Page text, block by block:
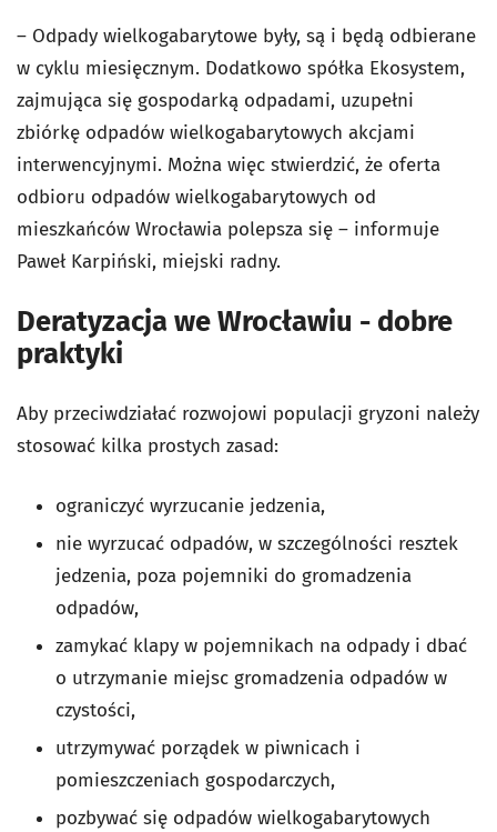
– Odpady wielkogabarytowe były, są i będą odbierane
w cyklu miesięcznym. Dodatkowo spółka Ekosystem,
zajmująca się gospodarką odpadami, uzupełni
zbiórkę odpadów wielkogabarytowych akcjami
interwencyjnymi. Można więc stwierdzić, że oferta
odbioru odpadów wielkogabarytowych od
mieszkańców Wrocławia polepsza się – informuje
Paweł Karpiński, miejski radny.
Deratyzacja we Wrocławiu - dobre
praktyki
Aby przeciwdziałać rozwojowi populacji gryzoni należy
stosować kilka prostych zasad:
ograniczyć wyrzucanie jedzenia,
nie wyrzucać odpadów, w szczególności resztek
jedzenia, poza pojemniki do gromadzenia
odpadów,
zamykać klapy w pojemnikach na odpady i dbać
o utrzymanie miejsc gromadzenia odpadów w
czystości,
utrzymywać porządek w piwnicach i
pomieszczeniach gospodarczych,
pozbywać się odpadów wielkogabarytowych